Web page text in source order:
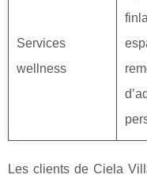
Services
wellness
Les clients de Ciela